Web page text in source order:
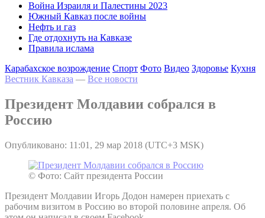
Война Израиля и Палестины 2023
Южный Кавказ после войны
Нефть и газ
Где отдохнуть на Кавказе
Правила ислама
Карабахское возрождение Спорт Фото Видео Здоровье Кухня
Вестник Кавказа — Все новости
Президент Молдавии собрался в
Россию
Опубликовано: 11:01, 29 мар 2018 (UTC+3 MSK)
© Фото: Сайт президента России
Президент Молдавии Игорь Додон намерен приехать с
рабочим визитом в Россию во второй половине апреля. Об